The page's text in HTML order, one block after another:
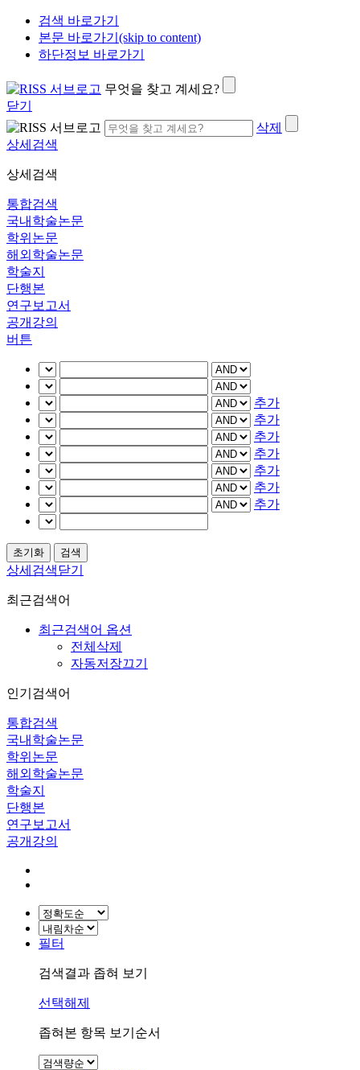
검색 바로가기
본문 바로가기(skip to content)
하단정보 바로가기
무엇을 찾고 계세요?
닫기
삭제
상세검색
상세검색
통합검색
국내학술논문
학위논문
해외학술논문
학술지
단행본
연구보고서
공개강의
버튼
추가
추가
추가
추가
추가
추가
추가
상세검색닫기
최근검색어
최근검색어 옵션
전체삭제
자동저장끄기
인기검색어
통합검색
국내학술논문
학위논문
해외학술논문
학술지
단행본
연구보고서
공개강의
필터
검색결과 좁혀 보기
선택해제
좁혀본 항목 보기순서